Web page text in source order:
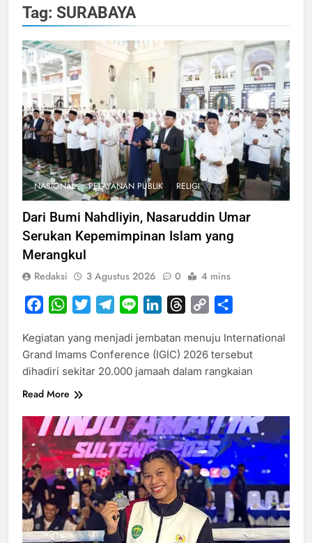
Tag: SURABAYA
NASIONAL PELAYANAN PUBLIK RELIGI
Dari Bumi Nahdliyin, Nasaruddin Umar
Serukan Kepemimpinan Islam yang
Merangkul
Redaksi 3 Agustus 2026 0 4 mins
FacebookWhatsApp
TwitterTelegram
Line LinkedInThreads
Copy
Kegiatan yang menjadi jembatan menuju International
Grand Imams Conference (IGIC) 2026 tersebut
dihadiri sekitar 20.000 jamaah dalam rangkaian
Read More